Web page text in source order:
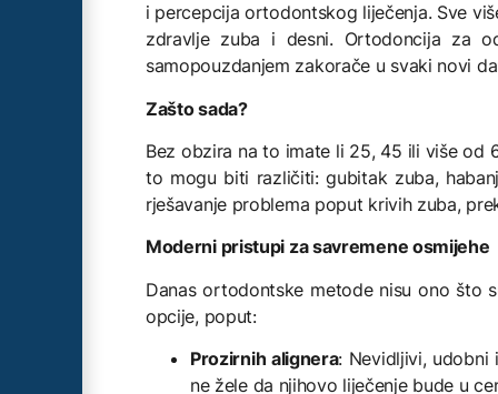
i percepcija ortodontskog liječenja. Sve
zdravlje zuba i desni. Ortodoncija za
samopouzdanjem zakorače u svaki novi
Zašto sada?
Bez obzira na to imate li 25, 45 ili više od
to mogu biti različiti: gubitak zuba,
rješavanje problema poput krivih zuba,
Moderni pristupi za savremene osmijehe
Danas ortodontske metode nisu ono što
opcije, poput:
Prozirnih alignera: Nevidljivi, udobni
ne žele da njihovo liječenje bude u